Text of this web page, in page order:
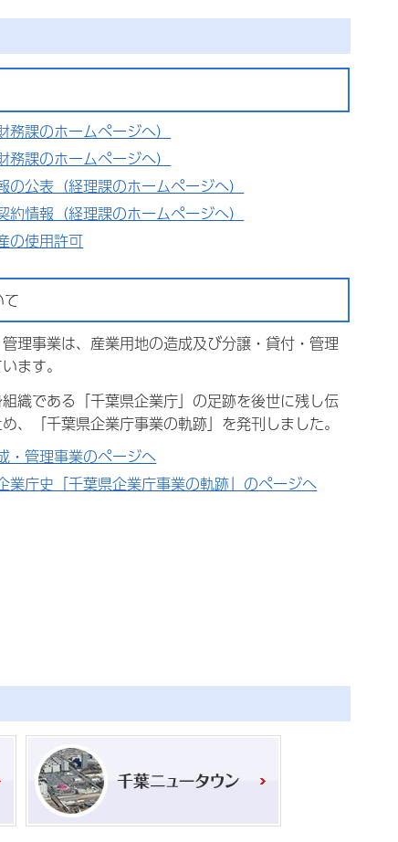
務課のホームページへ）
務課のホームページへ）
の公表（経理課のホームページへ）
約情報（経理課のホームページへ）
の使用許可
理事業は、産業用地の造成及び分譲・貸付・管理
ます。
織である「千葉県企業庁」の足跡を後世に残し伝
、「千葉県企業庁事業の軌跡」を発刊しました。
・管理事業のページへ
業庁史「千葉県企業庁事業の軌跡」のページへ